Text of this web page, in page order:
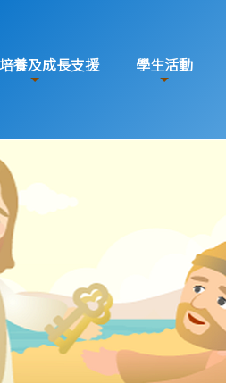
養及成長支援 學生活動